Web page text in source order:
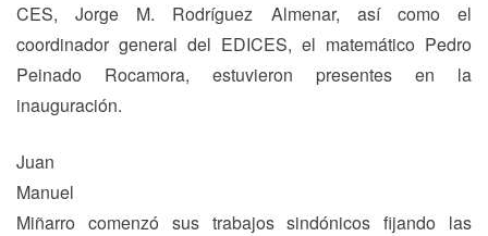
CES, Jorge M. Rodríguez Almenar, así como el
coordinador general del EDICES, el matemático Pedro
Peinado Rocamora, estuvieron presentes en la
inauguración.
Juan
Manuel
Miñarro comenzó sus trabajos sindónicos fijando las